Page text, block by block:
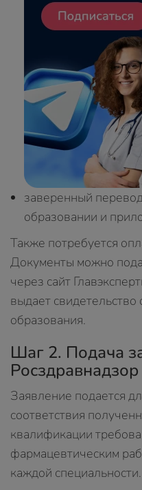
заверенный
образовании и
Также потребуется
Документы можно
через сайт
выдает
образования.
Шаг 2. Подача
Росздравнадзор
Заявление подается
соответствия
квалификации
фармацевтическим
каждой специальности.